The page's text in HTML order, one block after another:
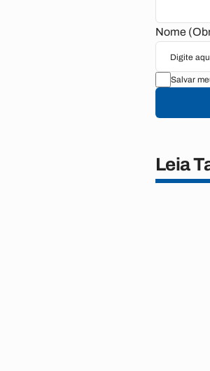
Nome
Salvar
Leia